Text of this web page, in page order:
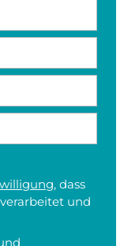
, dass
und